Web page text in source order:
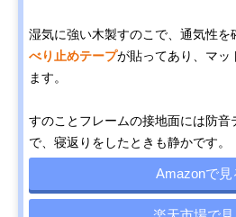
湿気に強い木製すのこで、通気性を
べり止めテープが貼ってあり、マッ
ます。
すのことフレームの接地面には防
で、寝返りをしたときも静かです。
Amazonで見